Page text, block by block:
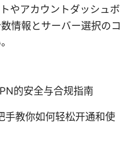
やアカウントダッシュボ
情報とサーバー選択のコ
的安全与合规指南
教你如何轻松开通和使